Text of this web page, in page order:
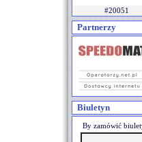
#20051
Partnerzy
Biuletyn
By zamówić